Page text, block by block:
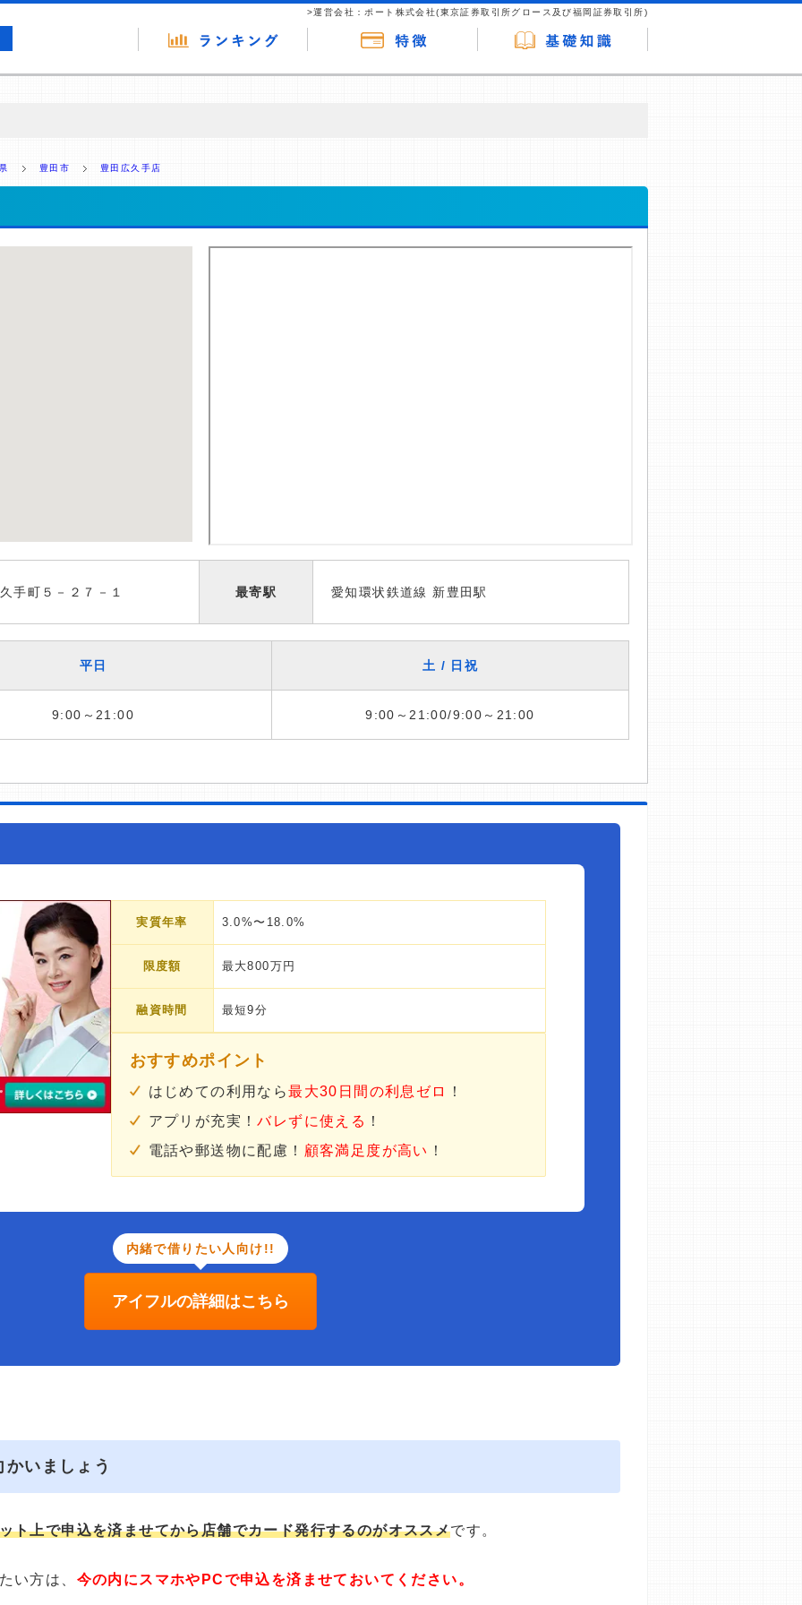
>運営会社：ポート株式会社(東京証券取引所グロース及び福岡証券取引所)
供を行っています。
豊田市 豊田広久手店
手町５－２７－１ 最寄駅 愛知環状鉄道線 新豊田駅
平日 土 / 日祝
9:00～21:00 9:00～21:00/9:00～21:00
実質年率 3.0%〜18.0%
限度額 最大800万円
融資時間 最短9分
おすすめポイント
はじめての利用なら最大30日間の利息ゼロ
！
アプリが充実！バレずに使える ！
電話や郵送物に配慮！ 顧客満足度が高い ！
内緒で借りたい人向け!!
アイフルの詳細はこちら
いましょう
ト上で申込を済ませてから店舗でカード発行するのがオススメです。
い方は、 今の内にスマホやPCで申込を済ませておいてください。